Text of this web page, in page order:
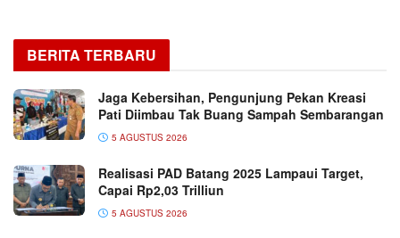
BERITA TERBARU
Jaga Kebersihan, Pengunjung Pekan Kreasi
Pati Diimbau Tak Buang Sampah Sembarangan
5 AGUSTUS 2026
Realisasi PAD Batang 2025 Lampaui Target,
Capai Rp2,03 Trilliun
5 AGUSTUS 2026